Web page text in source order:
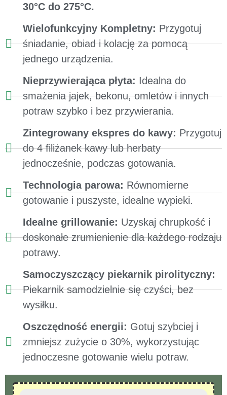
30°C do 275°C.
Wielofunkcyjny Kompletny: Przygotuj
śniadanie, obiad i kolację za pomocą
jednego urządzenia.
Nieprzywierająca płyta: Idealna do
smażenia jajek, bekonu, omletów i innych
potraw szybko i bez przywierania.
Zintegrowany ekspres do kawy: Przygotuj
do 4 filiżanek kawy lub herbaty
jednocześnie, podczas gotowania.
Technologia parowa: Równomierne
gotowanie i puszyste, idealne wypieki.
Idealne grillowanie: Uzyskaj chrupkość i
doskonałe zrumienienie dla każdego rodzaju
potrawy.
Samoczyszczący piekarnik pirolityczny:
Piekarnik samodzielnie się czyści, bez
wysiłku.
Oszczędność energii: Gotuj szybciej i
zmniejsz zużycie o 30%, wykorzystując
jednoczesne gotowanie wielu potraw.